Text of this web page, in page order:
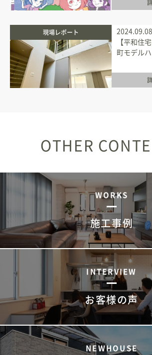
現場レポート
2024.09.08
【平和住
町モデル
OTHER
WORKS
施工事例
INTERVIEW
お客様の声
NEWHOUSE